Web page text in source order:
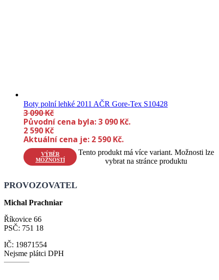
Boty polní lehké 2011 AČR Gore-Tex S10428
3 090Kč
Původní cena byla: 3 090 Kč.
2 590 Kč
Aktuální cena je: 2 590 Kč.
VÝBĚR
MOŽNOSTÍ
Tento produkt má více variant. Možnosti lze
vybrat na stránce produktu
PROVOZOVATEL
Michal Prachniar
Říkovice 66
PSČ: 751 18
IČ: 19871554
Nejsme plátci DPH